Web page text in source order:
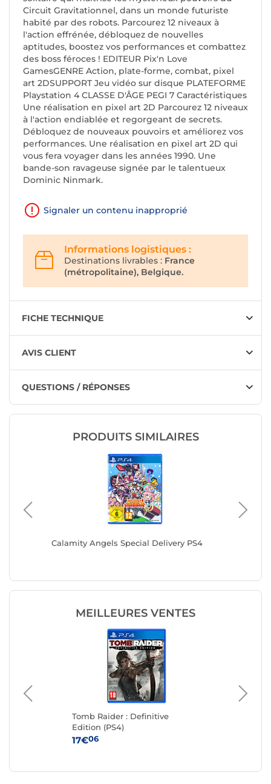
Circuit Gravitationnel, dans un monde futuriste
habité par des robots. Parcourez 12 niveaux à
l'action effrénée, débloquez de nouvelles
aptitudes, boostez vos performances et combattez
des boss féroces ! EDITEUR Pix'n Love
GamesGENRE Action, plate-forme, combat, pixel
art 2DSUPPORT Jeu vidéo sur disque PLATEFORME
Playstation 4 CLASSE D'ÂGE PEGI 7 Caractéristiques
Une réalisation en pixel art 2D Parcourez 12 niveaux
à l'action endiablée et regorgeant de secrets.
Débloquez de nouveaux pouvoirs et améliorez vos
performances. Une réalisation en pixel art 2D qui
vous fera voyager dans les années 1990. Une
bande-son ravageuse signée par le talentueux
Dominic Ninmark.
Signaler un contenu inapproprié
Informations logistiques :
Destinations livrables : France
(métropolitaine), Belgique.
FICHE TECHNIQUE
AVIS CLIENT
QUESTIONS / RÉPONSES
PRODUITS SIMILAIRES
Calamity Angels Special Delivery PS4
MEILLEURES VENTES
Tomb Raider : Definitive
Edition (PS4)
17€06